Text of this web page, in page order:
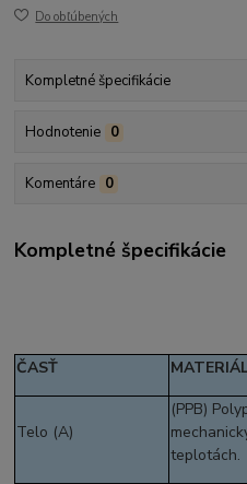
Do obľúbených
Kompletné špecifikácie
Hodnotenie 0
Komentáre 0
Kompletné špecifikácie
ČASŤ
Telo (A)
(PPB)
teplotách.